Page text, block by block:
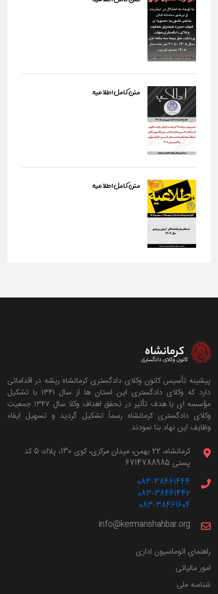
متن کامل اطلاعیه
متن کامل اطلاعیه
پیشینه تأسیس کانون وکلای دادگستری کرمانشاه ریشه در اقداماتی
دارد که وکلای دادگستری این استان ها از سال ۱۳۴۱ با تشکیل
مؤسسه ای با هدف تأثیر در تحقق اهداف وکلا سال ۱۳۴۷ جمعیت
وکلای دادگستری کرمانشاه رسماً تشکیل گردید و تسهیل ایفاء
وظایف این نهاد بنا نمودند.
كرمانشاه، 22 بهمن، ميدان مركزی، كوی 130، پلاك 5 کد
پستی 6714788985
083-38461444
083-38461442
083-38461604
info@kermanshahbar.org
راهنمای اتوماسیون اداری
امور مالیاتی
شناسه ملی